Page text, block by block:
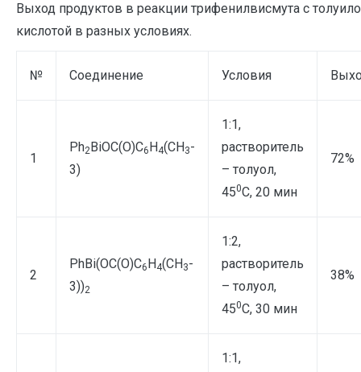
Выход продуктов в реакции трифенилвисмута с
кислотой в разных условиях.
№ Соединение Условия
1
Ph2 BiOС(O)С6 Н 4(CH 3-
3)
1:1,
растворитель
– толуол,
450С, 20 мин
72%
2
PhBi(OС(O)С6 Н 4(CH 3-
3))2
1:2,
растворитель
– толуол,
450С, 30 мин
38%
1:1,